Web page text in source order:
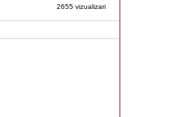
2655 vizualizari